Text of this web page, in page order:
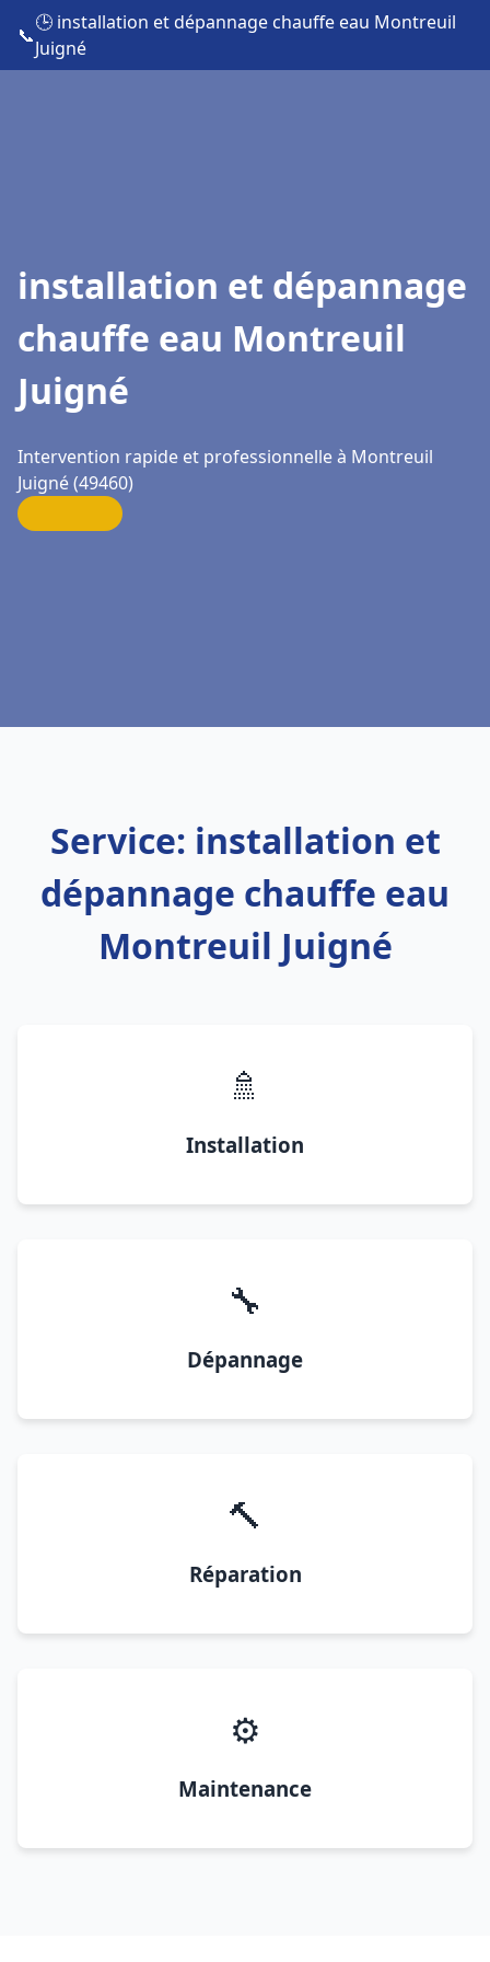
📞
🕒 installation et dépannage chauffe eau Montreuil
Juigné
installation et dépannage
chauffe eau Montreuil
Juigné
Intervention rapide et professionnelle à Montreuil
Juigné (49460)
Service: installation et
dépannage chauffe eau
Montreuil Juigné
🚿
Installation
🔧
Dépannage
🔨
Réparation
⚙️
Maintenance